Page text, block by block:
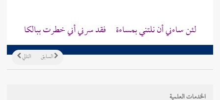
لئن ساءني أن نلتني بمساءة فقد سرني أني خطرت ببالكا
التالي السابق
الخدمات العلمية